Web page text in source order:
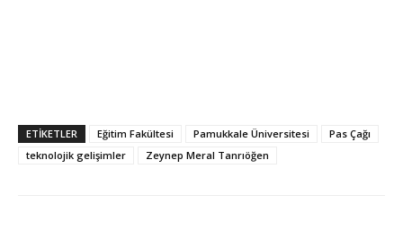
ETIKETLER Eğitim Fakültesi Pamukkale Üniversitesi
Pas Çağı
teknolojik gelişimler
Zeynep Meral Tanrıöğen